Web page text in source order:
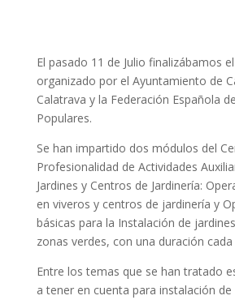
El pasado 11 de Julio finalizábamos
organizado por el Ayuntamiento de
Calatrava y la Federación Española
Populares.
Se han impartido dos módulos del
Profesionalidad de Actividades
Jardines y Centros de Jardinería:
en viveros y centros de jardinería y
básicas para la Instalación de
zonas verdes, con una duración
Entre los temas que se han tratado
a tener en cuenta para instalación